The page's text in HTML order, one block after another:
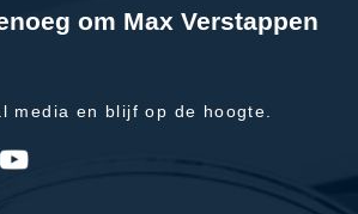
om Max Verstappen
media en blijf op de hoogte.